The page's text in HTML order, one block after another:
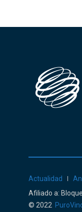
Actualidad
Afiliado a:
© 2022